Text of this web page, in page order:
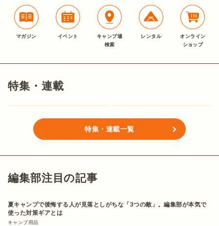
マガジン イベント
キャンプ場
検索
レンタル
オンライン
ショップ
特集・連載
特集・連載一覧
編集部注目の記事
夏キャンプで後悔する人が見落としがちな「3つの敵」。編集部が本気で
使った対策ギアとは
キャンプ用品